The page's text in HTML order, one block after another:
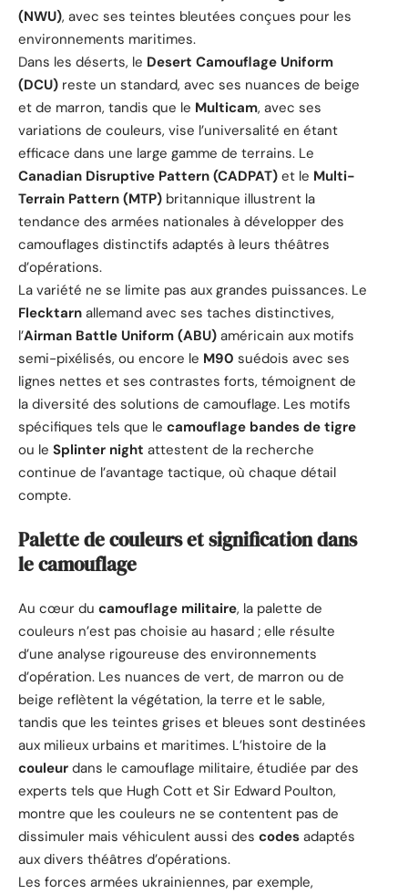
(NWU), avec ses teintes bleutées conçues pour les
environnements maritimes.
Dans les déserts, le Desert Camouflage Uniform
(DCU) reste un standard, avec ses nuances de beige
et de marron, tandis que le Multicam, avec ses
variations de couleurs, vise l’universalité en étant
efficace dans une large gamme de terrains. Le
Canadian Disruptive Pattern (CADPAT) et le Multi-
Terrain Pattern (MTP) britannique illustrent la
tendance des armées nationales à développer des
camouflages distinctifs adaptés à leurs théâtres
d’opérations.
La variété ne se limite pas aux grandes puissances. Le
Flecktarn allemand avec ses taches distinctives,
l’Airman Battle Uniform (ABU) américain aux motifs
semi-pixélisés, ou encore le M90 suédois avec ses
lignes nettes et ses contrastes forts, témoignent de
la diversité des solutions de camouflage. Les motifs
spécifiques tels que le camouflage bandes de tigre
ou le Splinter night attestent de la recherche
continue de l’avantage tactique, où chaque détail
compte.
Palette de couleurs et signification dans
le camouflage
Au cœur du camouflage militaire, la palette de
couleurs n’est pas choisie au hasard ; elle résulte
d’une analyse rigoureuse des environnements
d’opération. Les nuances de vert, de marron ou de
beige reflètent la végétation, la terre et le sable,
tandis que les teintes grises et bleues sont destinées
aux milieux urbains et maritimes. L’histoire de la
couleur dans le camouflage militaire, étudiée par des
experts tels que Hugh Cott et Sir Edward Poulton,
montre que les couleurs ne se contentent pas de
dissimuler mais véhiculent aussi des codes adaptés
aux divers théâtres d’opérations.
Les forces armées ukrainiennes, par exemple,